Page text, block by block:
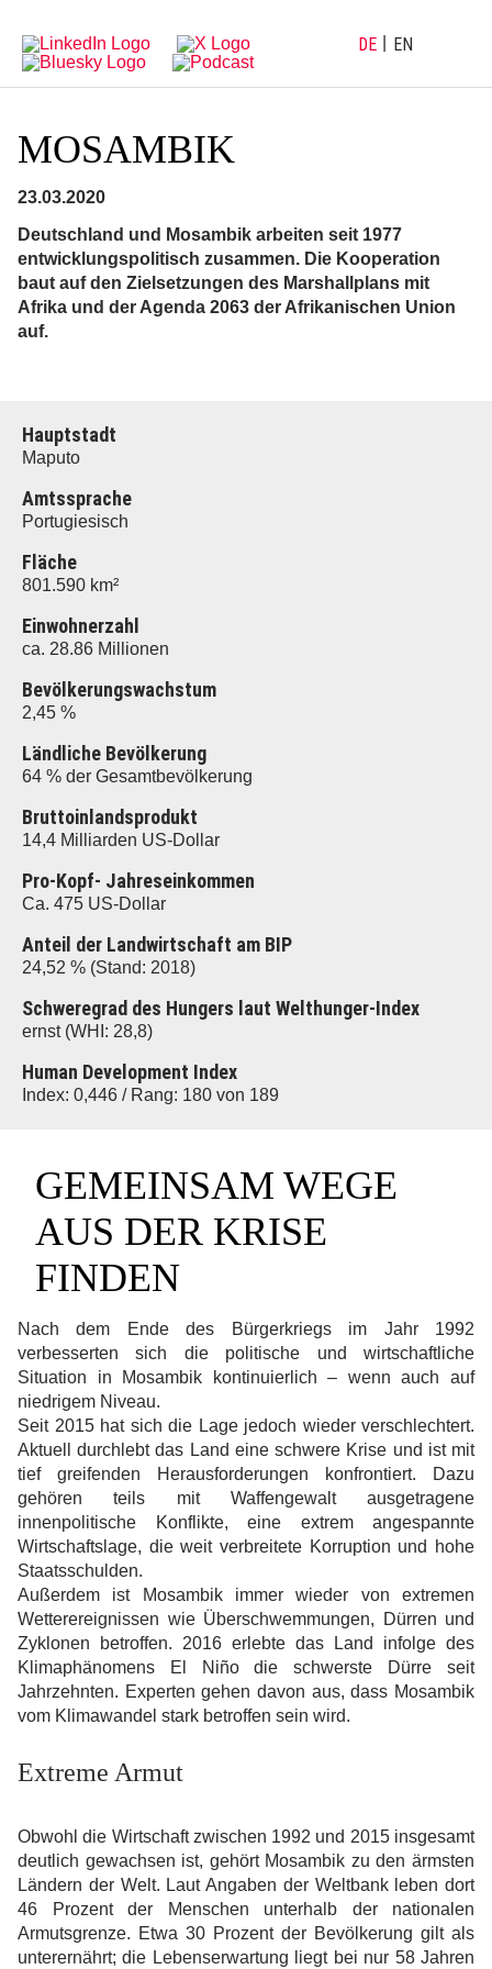
Hauptnavigation
Inhalt
DE EN
MOSAMBIK
23.03.2020
Deutschland und Mosambik arbeiten seit 1977
entwicklungspolitisch zusammen. Die Kooperation
baut auf den Zielsetzungen des Marshallplans mit
Afrika und der Agenda 2063 der Afrikanischen Union
auf.
Hauptstadt
Maputo
Amtssprache
Portugiesisch
Fläche
801.590 km²
Einwohnerzahl
ca. 28.86 Millionen
Bevölkerungswachstum
2,45 %
Ländliche Bevölkerung
64 % der Gesamtbevölkerung
Bruttoinlandsprodukt
14,4 Milliarden US-Dollar
Pro-Kopf- Jahreseinkommen
Ca. 475 US-Dollar
Anteil der Landwirtschaft am BIP
24,52 % (Stand: 2018)
Schweregrad des Hungers laut Welthunger-Index
ernst (WHI: 28,8)
Human Development Index
Index: 0,446 / Rang: 180 von 189
GEMEINSAM WEGE
AUS DER KRISE
FINDEN
Nach dem Ende des Bürgerkriegs im Jahr 1992
verbesserten sich die politische und wirtschaftliche
Situation in Mosambik kontinuierlich – wenn auch auf
niedrigem Niveau.
Seit 2015 hat sich die Lage jedoch wieder verschlechtert.
Aktuell durchlebt das Land eine schwere Krise und ist mit
tief greifenden Herausforderungen konfrontiert. Dazu
gehören teils mit Waffengewalt ausgetragene
innenpolitische Konflikte, eine extrem angespannte
Wirtschaftslage, die weit verbreitete Korruption und hohe
Staatsschulden.
Außerdem ist Mosambik immer wieder von extremen
Wetterereignissen wie Überschwemmungen, Dürren und
Zyklonen betroffen. 2016 erlebte das Land infolge des
Klimaphänomens El Niño die schwerste Dürre seit
Jahrzehnten. Experten gehen davon aus, dass Mosambik
vom Klimawandel stark betroffen sein wird.
Extreme Armut
Obwohl die Wirtschaft zwischen 1992 und 2015 insgesamt
deutlich gewachsen ist, gehört Mosambik zu den ärmsten
Ländern der Welt. Laut Angaben der Weltbank leben dort
46 Prozent der Menschen unterhalb der nationalen
Armutsgrenze. Etwa 30 Prozent der Bevölkerung gilt als
unterernährt; die Lebenserwartung liegt bei nur 58 Jahren